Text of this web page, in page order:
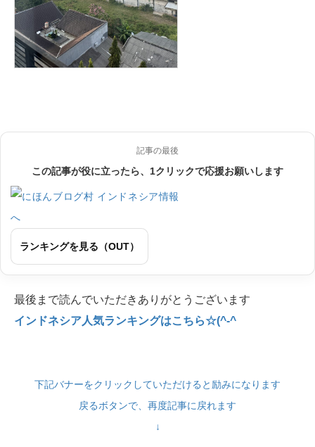
記事の最後
この記事が役に立ったら、1クリックで応援お願いします
ランキングを見る（OUT）
最後まで読んでいただきありがとうございます
インドネシア人気ランキングはこちら☆(^-^
下記バナーをクリックしていただけると励みになります
戻るボタンで、再度記事に戻れます
↓